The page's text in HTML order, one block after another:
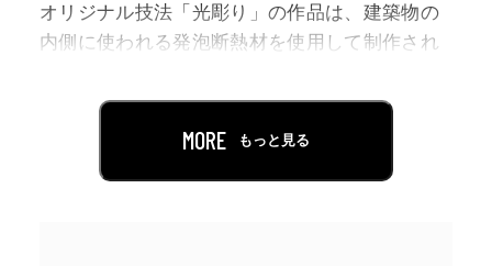
オリジナル技法「光彫り」の作品は、建築物の
内側に使われる発泡断熱材を使用して制作され
を金属ブラシで削ったり、半田ごてやシンナー
で溶かしたりして凹凸をつけ、その彫り具合で
MORE もっと見る